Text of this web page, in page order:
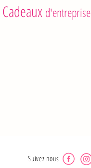
Cadeaux d'entreprise
Suivez nous